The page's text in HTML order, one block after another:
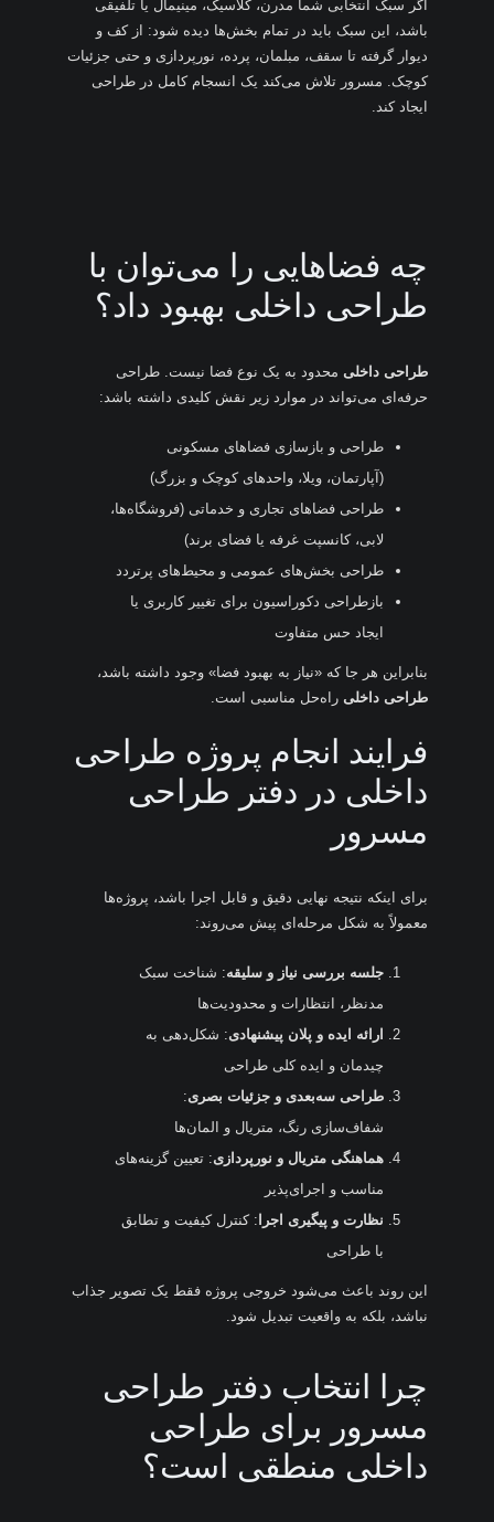
اگر سبک انتخابی شما مدرن، کلاسیک، مینیمال یا تلفیقی
باشد، این سبک باید در تمام بخش‌ها دیده شود: از کف و
دیوار گرفته تا سقف، مبلمان، پرده، نورپردازی و حتی جزئیات
کوچک. مسرور تلاش می‌کند یک انسجام کامل در طراحی
ایجاد کند.
چه فضاهایی را می‌توان با
طراحی داخلی بهبود داد؟
طراحی داخلی محدود به یک نوع فضا نیست. طراحی
حرفه‌ای می‌تواند در موارد زیر نقش کلیدی داشته باشد:
طراحی و بازسازی فضاهای مسکونی
(آپارتمان، ویلا، واحدهای کوچک و بزرگ)
طراحی فضاهای تجاری و خدماتی (فروشگاه‌ها،
لابی، کانسپت غرفه یا فضای برند)
طراحی بخش‌های عمومی و محیط‌های پرتردد
بازطراحی دکوراسیون برای تغییر کاربری یا
ایجاد حس متفاوت
بنابراین هر جا که «نیاز به بهبود فضا» وجود داشته باشد،
طراحی داخلی راه‌حل مناسبی است.
فرایند انجام پروژه طراحی
داخلی در دفتر طراحی
مسرور
برای اینکه نتیجه نهایی دقیق و قابل اجرا باشد، پروژه‌ها
معمولاً به شکل مرحله‌ای پیش می‌روند:
جلسه بررسی نیاز و سلیقه: شناخت سبک
مدنظر، انتظارات و محدودیت‌ها
ارائه ایده و پلان پیشنهادی: شکل‌دهی به
چیدمان و ایده کلی طراحی
طراحی سه‌بعدی و جزئیات بصری:
شفاف‌سازی رنگ، متریال و المان‌ها
هماهنگی متریال و نورپردازی: تعیین گزینه‌های
مناسب و اجرای‌پذیر
نظارت و پیگیری اجرا : کنترل کیفیت و تطابق
با طراحی
این روند باعث می‌شود خروجی پروژه فقط یک تصویر جذاب
نباشد، بلکه به واقعیت تبدیل شود.
چرا انتخاب دفتر طراحی
مسرور برای طراحی
داخلی منطقی است؟